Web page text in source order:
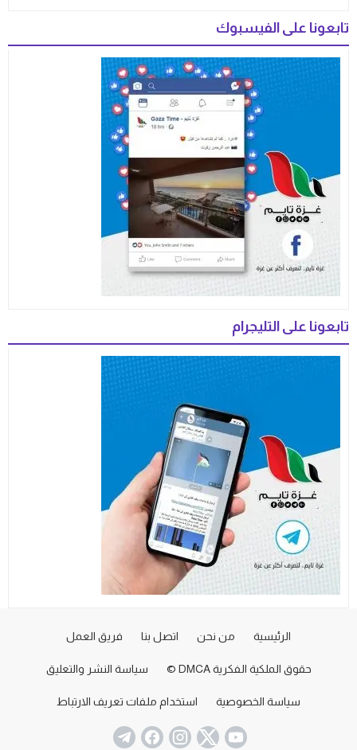
تابعونا على الفيسبوك
تابعونا على التليجرام
الرئيسية من نحن اتصل بنا فريق العمل
حقوق الملكية الفكرية DMCA © سياسة النشر والتعليق
سياسة الخصوصية استخدام ملفات تعريف الارتباط